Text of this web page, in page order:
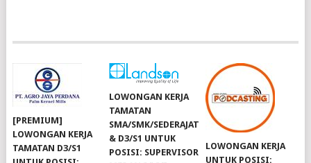
[PREMIUM]
LOWONGAN KERJA
TAMATAN D3/S1
LOWONGAN KERJA
TAMATAN
SMA/SMK/SEDERAJAT
& D3/S1 UNTUK
POSISI: SUPERVISOR
LOWONGAN KERJA
UNTUK POSISI: